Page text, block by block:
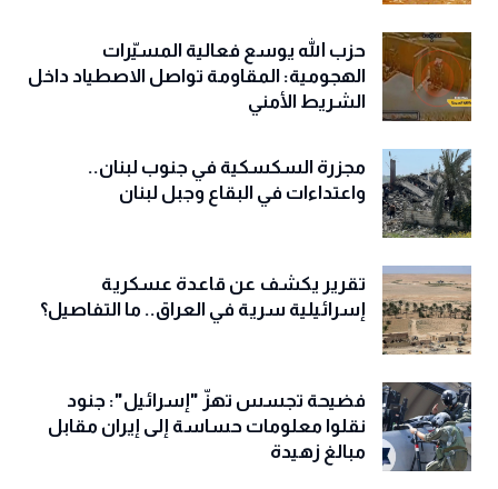
حزب الله يوسع فعالية المسيّرات
الهجومية: المقاومة تواصل الاصطياد داخل
الشريط الأمني
مجزرة السكسكية في جنوب لبنان..
واعتداءات في البقاع وجبل لبنان
تقرير يكشف عن قاعدة عسكرية
إسرائيلية سرية في العراق.. ما التفاصيل؟
فضيحة تجسس تهزّ "إسرائيل": جنود
نقلوا معلومات حساسة إلى إيران مقابل
مبالغ زهيدة